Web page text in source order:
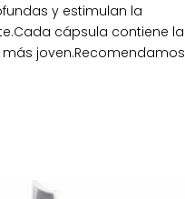
y estimulan la
cápsula contiene la
joven.Recomendamos